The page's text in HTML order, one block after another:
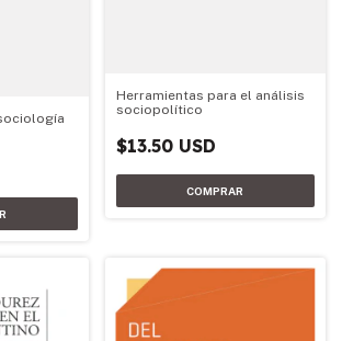
Herramientas para el análisis
sociopolítico
$13.50 USD